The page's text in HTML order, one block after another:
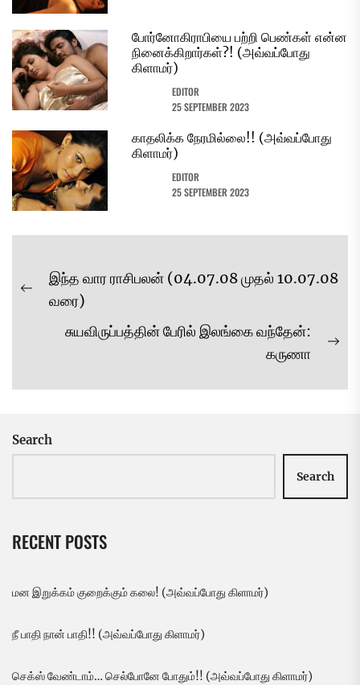
போர்னோகிராபியை பற்றி பெண்கள் என்ன
நினைக்கிறார்கள்?! (அவ்வப்போது
கிளாமர்)
EDITOR
25 SEPTEMBER 2023
காதலிக்க நேரமில்லை!! (அவ்வப்போது
கிளாமர்)
EDITOR
25 SEPTEMBER 2023
Post
navigation
Previous
இந்த வார ராசிபலன் (04.07.08 முதல் 10.07.08
வரை)
சுயவிருப்பத்தின் பேரில் இலங்கை வந்தேன்:
கருணா
Search
Search
RECENT POSTS
மன இறுக்கம் குறைக்கும் கலை! (அவ்வப்போது கிளாமர்)
நீ பாதி நான் பாதி!! (அவ்வப்போது கிளாமர்)
செக்ஸ் வேண்டாம்… செல்போனே போதும்!! (அவ்வப்போது கிளாமர்)